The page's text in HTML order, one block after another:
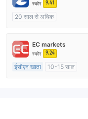
स्कोर 9.41
20 साल से अधिक
मार्केट मेकिंग (एमएम)
मुख्य-लेबल MT4
EC markets
स्कोर 9.24
ईसीएन खाता
10-15 साल